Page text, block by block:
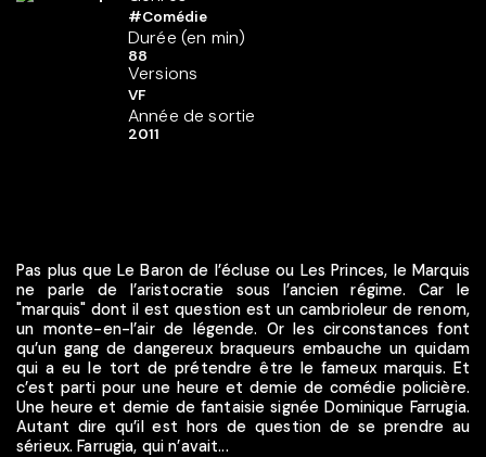
#Comédie
Durée (en min)
88
Versions
VF
Année de sortie
2011
Pas plus que Le Baron de l’écluse ou Les Princes, le Marquis
ne parle de l’aristocratie sous l’ancien régime. Car le
"marquis" dont il est question est un cambrioleur de renom,
un monte-en-l’air de légende. Or les circonstances font
qu’un gang de dangereux braqueurs embauche un quidam
qui a eu le tort de prétendre être le fameux marquis. Et
c’est parti pour une heure et demie de comédie policière.
Une heure et demie de fantaisie signée Dominique Farrugia.
Autant dire qu’il est hors de question de se prendre au
sérieux. Farrugia, qui n’avait...